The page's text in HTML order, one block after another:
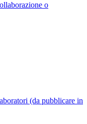
o
(da pubblicare in